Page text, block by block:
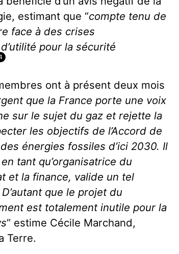
estimant que “compte tenu de
face à des crises
pour la sécurité
ont à présent deux mois
que la France porte une voix
sur le sujet du gaz et rejette la
les objectifs de l’Accord de
énergies fossiles d’ici 2030. Il
tant qu’organisatrice du
et la finance, valide un tel
que le projet du
est totalement inutile pour la
“ estime Cécile Marchand,
Terre.